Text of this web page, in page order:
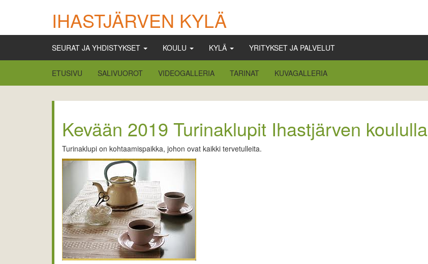
IHASTJÄRVEN KYLÄ
SEURAT JA YHDISTYKSET KOULU KYLÄ YRITYKSET JA PALVELUT
ETUSIVU SALIVUOROT VIDEOGALLERIA TARINAT KUVAGALLERIA
Kevään 2019 Turinaklupit Ihastjärven koululla
Turinaklupi on kohtaamispaikka, johon ovat kaikki tervetulleita.